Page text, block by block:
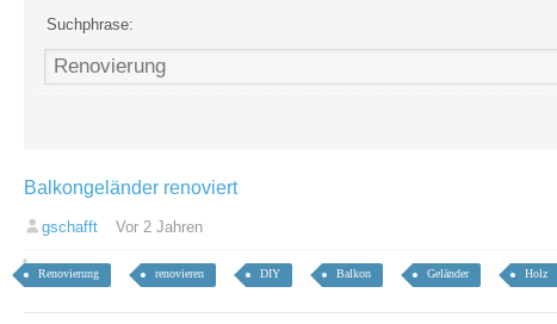
Suchphrase:
Balkongeländer renoviert
gschafft Vor 2 Jahren
Renovierung renovieren DIY Balkon Geländer Holz